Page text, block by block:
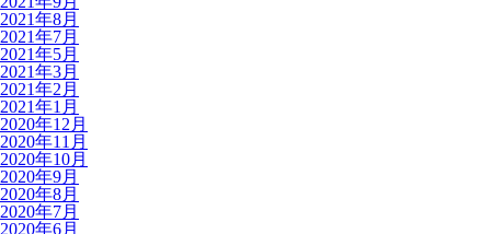
2021年8月
2021年7月
2021年5月
2021年3月
2021年2月
2021年1月
2020年12月
2020年11月
2020年10月
2020年9月
2020年8月
2020年7月
2020年6月